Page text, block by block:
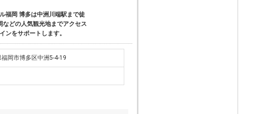
福岡 博多は中洲川端駅まで徒
どの人気観光地までアクセス
ンをサポートします。
岡市博多区中洲5-4-19